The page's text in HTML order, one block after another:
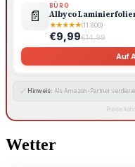
📄
BÜRO
Albyco Laminierfolien
★★★★★(11.800)
€9,99€14,99
Auf
🔗 Hinweis: Als Amazon-Partner
Preise
Wetter